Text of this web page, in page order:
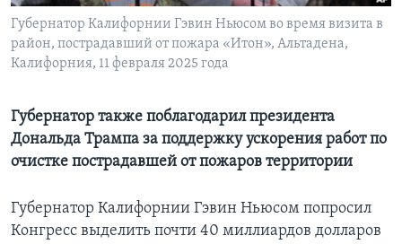
Губернатор Калифорнии Гэвин Ньюсом во время визита в
район, пострадавший от пожара «Итон», Альтадена,
Калифорния, 11 февраля 2025 года
Губернатор также поблагодарил президента
Дональда Трампа за поддержку ускорения работ по
очистке пострадавшей от пожаров территории
Губернатор Калифорнии Гэвин Ньюсом попросил
Конгресс выделить почти 40 миллиардов долларов